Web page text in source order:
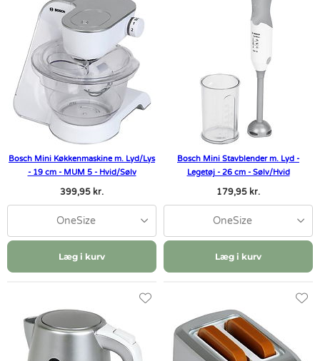
Bosch Mini Køkkenmaskine m. Lyd/Lys
- 19 cm - MUM 5 - Hvid/Sølv
399,95 kr.
OneSize
Læg i kurv
Bosch Mini Stavblender m. Lyd -
Legetøj - 26 cm - Sølv/Hvid
179,95 kr.
OneSize
Læg i kurv